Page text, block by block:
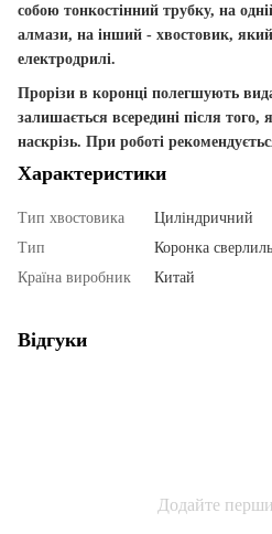
собою тонкостінний трубку, на
алмази, на інший - хвостовик, який
електродрилі.
Прорізи в коронці полегшують
залишається всередині після того,
наскрізь. При роботі
Характеристики
Тип хвостовика
Циліндричний
Тип
Коронка
Країна виробник
Китай
Відгуки
Додайте